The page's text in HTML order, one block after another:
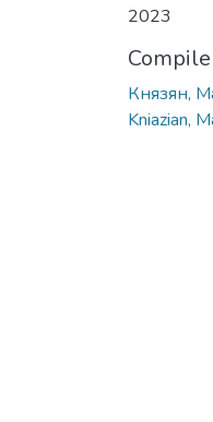
2023
Князян,
Kniazian,